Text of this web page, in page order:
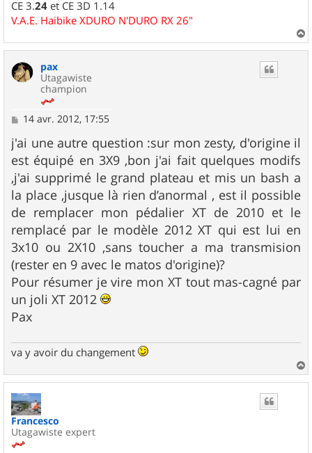
CE 3.24 et CE 3D 1.14
V.A.E. Haibike XDURO N'DURO RX 26"
a
pax
Utagawiste
champion
M
s
s
a
g
e
14 avr. 2012, 17:55
j'ai une autre question :sur mon zesty, d'origine il
est équipé en 3X9 ,bon j'ai fait quelques modifs
,j'ai supprimé le grand plateau et mis un bash a
la place ,jusque là rien d’anormal , est il possible
de remplacer mon pédalier XT de 2010 et le
remplacé par le modèle 2012 XT qui est lui en
3x10 ou 2X10 ,sans toucher a ma transmision
(rester en 9 avec le matos d'origine)?
Pour résumer je vire mon XT tout mas-cagné par
un joli XT 2012
Pax
va y avoir du changement
a
Francesco
Utagawiste expert